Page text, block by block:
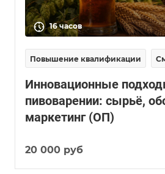
16 часов
Повышение квалификации
Инновационные
пивоварении: сырьё,
маркетинг (ОП)
20 000 руб